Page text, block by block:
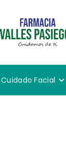
Cuidado Facial